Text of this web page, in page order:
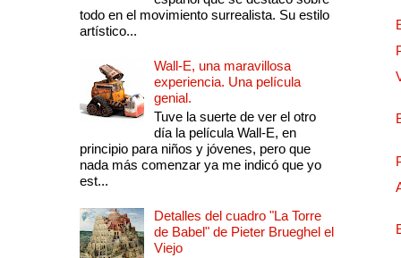
todo en el movimiento surrealista. Su estilo
artístico...
Wall-E, una maravillosa
experiencia. Una película
genial.
Tuve la suerte de ver el otro
día la película Wall-E, en
principio para niños y jóvenes, pero que
nada más comenzar ya me indicó que yo
est...
Detalles del cuadro "La Torre
de Babel" de Pieter Brueghel el
Viejo